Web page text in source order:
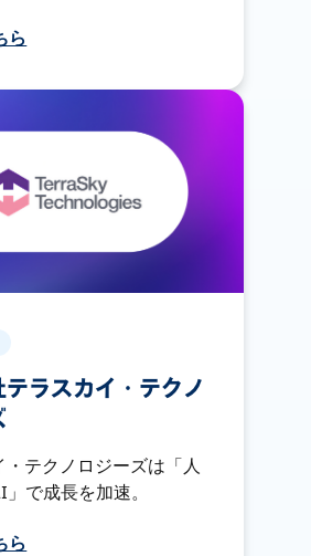
ら
ラスカイ・テクノ
・テクノロジーズは「人
で成長を加速。
ら